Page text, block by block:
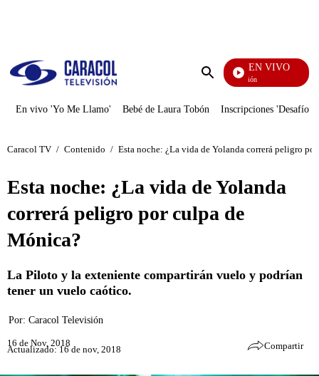
Enviar
EN VIVO
Pura Diversión
En vivo 'Yo Me Llamo' Bebé de Laura Tobón Inscripciones 'Desafío'
Caracol TV / Contenido / Esta noche: ¿La vida de Yolanda correrá peligro
Esta noche: ¿La vida de Yolanda
correrá peligro por culpa de
Mónica?
La Piloto y la exteniente compartirán vuelo y podrían
tener un vuelo caótico.
Por: Caracol Televisión
16 de Nov, 2018
Actualizado: 16 de nov, 2018 Compartir